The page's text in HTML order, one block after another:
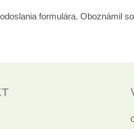
formulára. Oboznámil